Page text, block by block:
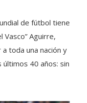
de fútbol tiene
Vasco” Aguirre,
toda una nación y
40 años: sin